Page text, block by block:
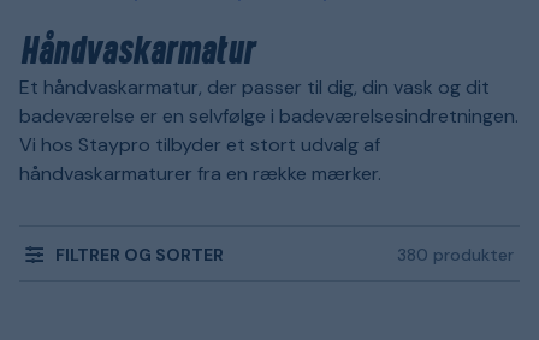
Håndvaskarmatur
Et håndvaskarmatur, der passer til dig, din vask og dit
badeværelse er en selvfølge i badeværelsesindretningen.
Vi hos Staypro tilbyder et stort udvalg af
håndvaskarmaturer fra en række mærker.
FILTRER OG SORTER 380 produkter